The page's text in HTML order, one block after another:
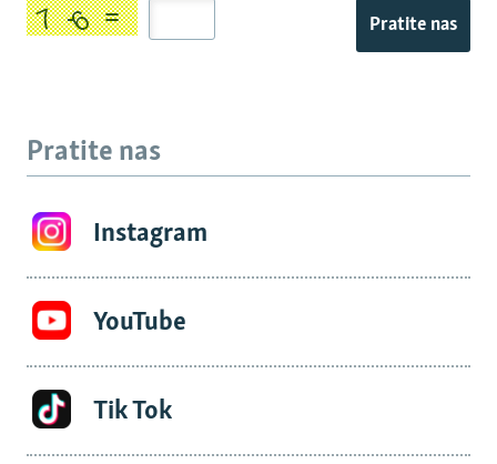
Pratite nas
Pratite nas
Instagram
YouTube
Tik Tok